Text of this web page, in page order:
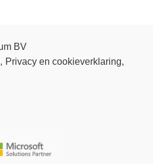
BV
Privacy en cookieverklaring